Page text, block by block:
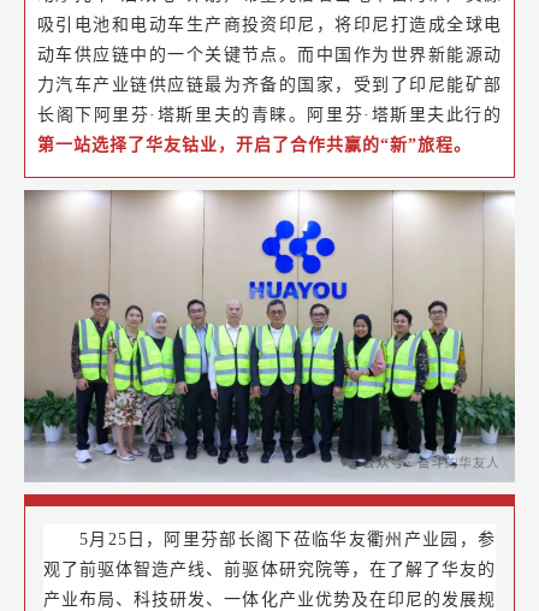
吸引电池和电动车生产商投资印尼，将印尼打造成全球电
动车供应链中的一个关键节点。而中国作为世界新能源动
力汽车产业链供应链最为齐备的国家，受到了印尼能矿部
长阁下阿里芬·塔斯里夫的青睐。
阿里芬·塔斯里夫此行的
第一站选择了华友钴业，开启了合作共赢的“新”旅程。
5月25日，阿里芬部长阁下莅临华友衢州产业园，参
观了前驱体智造产线、前驱体研究院等，在了解了华友的
产业布局、科技研发、一体化产业优势及在印尼的发展规